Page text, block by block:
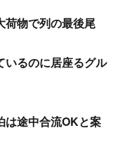
物で列の最後尾
るのに居座るグル
途中合流OKと案